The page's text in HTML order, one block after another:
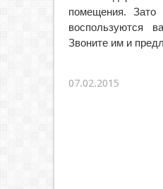
помещения.
воспользуются
Звоните им и
07.02.2015